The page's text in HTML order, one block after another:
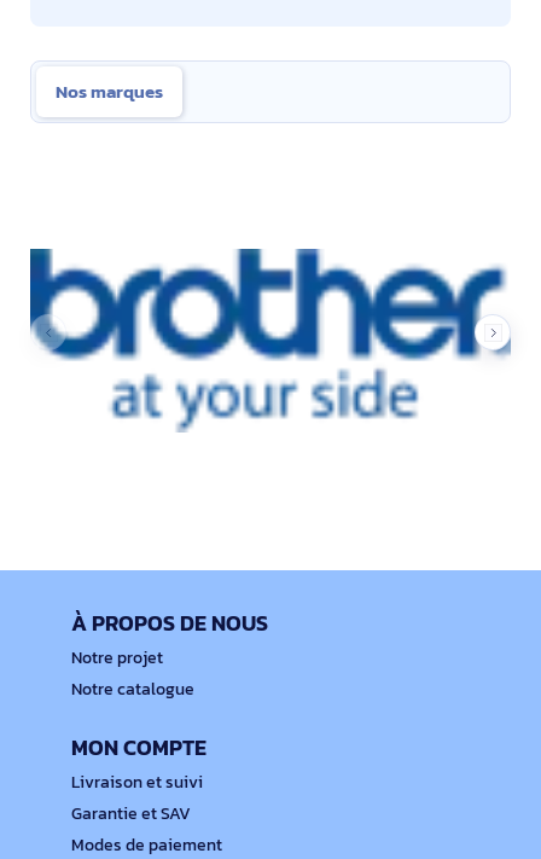
Nos marques
À PROPOS DE NOUS
Notre projet
Notre catalogue
MON COMPTE
Livraison et suivi
Garantie et SAV
Modes de paiement